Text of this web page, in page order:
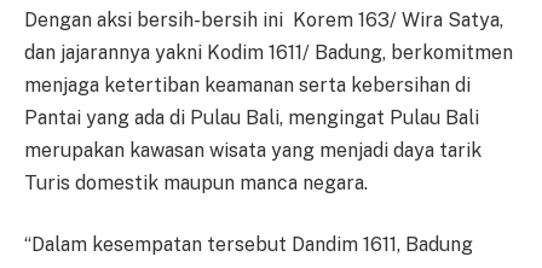
Dengan aksi bersih-bersih ini Korem 163/ Wira Satya,
dan jajarannya yakni Kodim 1611/ Badung, berkomitmen
menjaga ketertiban keamanan serta kebersihan di
Pantai yang ada di Pulau Bali, mengingat Pulau Bali
merupakan kawasan wisata yang menjadi daya tarik
Turis domestik maupun manca negara.
“Dalam kesempatan tersebut Dandim 1611, Badung